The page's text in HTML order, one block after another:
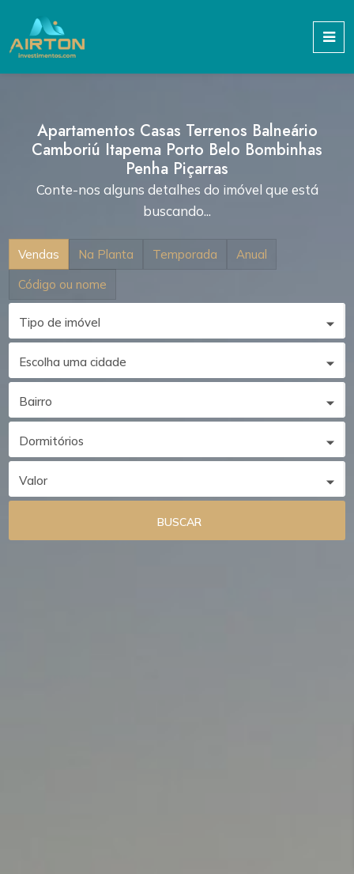
Apartamentos Casas Terrenos Balneário
Camboriú Itapema Porto Belo Bombinhas
Penha Piçarras
Conte-nos alguns detalhes do imóvel que está
buscando...
Vendas Na Planta Temporada
Anual
Código ou nome
Tipo de imóvel
Escolha uma cidade
Bairro
Dormitórios
Valor
BUSCAR